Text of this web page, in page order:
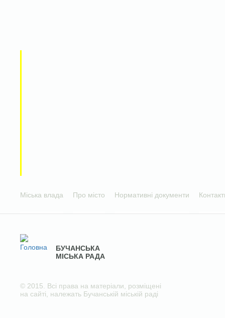
Міська влада Про місто Нормативні документи
БУЧАНСЬКА
МІСЬКА РАДА
© 2015. Всі права на матеріали, розміщені
на сайті, належать Бучанській міській раді